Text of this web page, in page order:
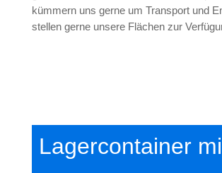
kümmern uns gerne um Transport und
stellen gerne unsere Flächen zur
Lagercontainer